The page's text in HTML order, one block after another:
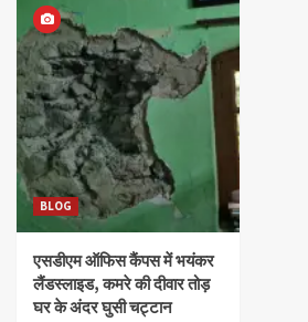
BLOG
एसडीएम ऑफिस कैंपस में भयंकर
लैंडस्लाइड, कमरे की दीवार तोड़
घर के अंदर घुसी चट्टान